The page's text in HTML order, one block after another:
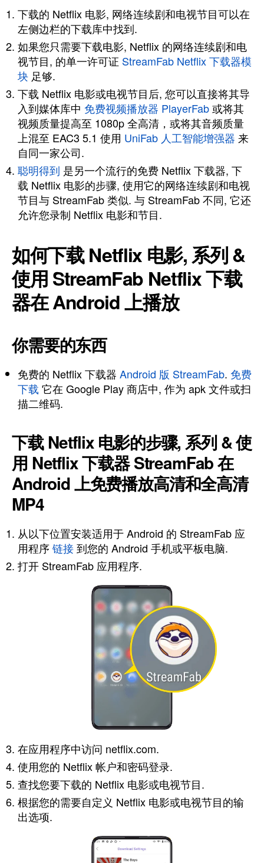
下载的 Netflix 电影, 网络连续剧和电视节目可以在
左侧边栏的下载库中找到.
如果您只需要下载电影, Netflix 的网络连续剧和电
视节目, 的单一许可证 StreamFab Netflix 下载器模
块 足够.
下载 Netflix 电影或电视节目后, 您可以直接将其导
入到媒体库中 免费视频播放器 PlayerFab或将其
视频质量提高至 1080p 全高清，或将其音频质量
上混至 EAC3 5.1 使用 UniFab 人工智能增强器 来
自同一家公司.
聪明得到 是另一个流行的免费 Netflix 下载器, 下
载 Netflix 电影的步骤, 使用它的网络连续剧和电视
节目与 StreamFab 类似. 与 StreamFab 不同, 它还
允许您录制 Netflix 电影和节目.
如何下载 Netflix 电影, 系列 &
使用 StreamFab Netflix 下载
器在 Android 上播放
你需要的东西
免费的 Netflix 下载器 Android 版 StreamFab. 免费
下载 它在 Google Play 商店中, 作为 apk 文件或扫
描二维码.
下载 Netflix 电影的步骤, 系列 & 使
用 Netflix 下载器 StreamFab 在
Android 上免费播放高清和全高清
MP4
从以下位置安装适用于 Android 的 StreamFab 应
用程序链接到您的 Android 手机或平板电脑.
打开 StreamFab 应用程序.
在应用程序中访问 netflix.com.
使用您的 Netflix 帐户和密码登录.
查找您要下载的 Netflix 电影或电视节目.
根据您的需要自定义 Netflix 电影或电视节目的输
出选项.